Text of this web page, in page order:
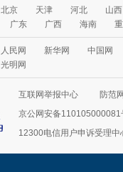
北京 天津 河北
山西
广东 广西 海南
人民网 新华网
中国网
光明网
互联网举报中心
防范
京公网安备110105000081
12300电信用户申诉受理中